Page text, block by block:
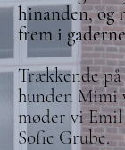
hinanden, og
frem i
Trækkende
hunden Mimi
møder vi
Sofie Grube.